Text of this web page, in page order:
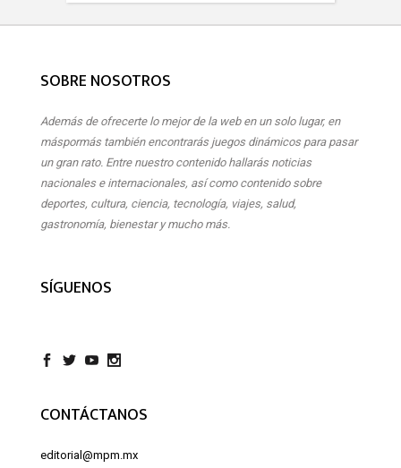
SOBRE NOSOTROS
Además de ofrecerte lo mejor de la web en un solo lugar, en
máspormás también encontrarás juegos dinámicos para pasar
un gran rato. Entre nuestro contenido hallarás noticias
nacionales e internacionales, así como contenido sobre
deportes, cultura, ciencia, tecnología, viajes, salud,
gastronomía, bienestar y mucho más.
SÍGUENOS
CONTÁCTANOS
editorial@mpm.mx